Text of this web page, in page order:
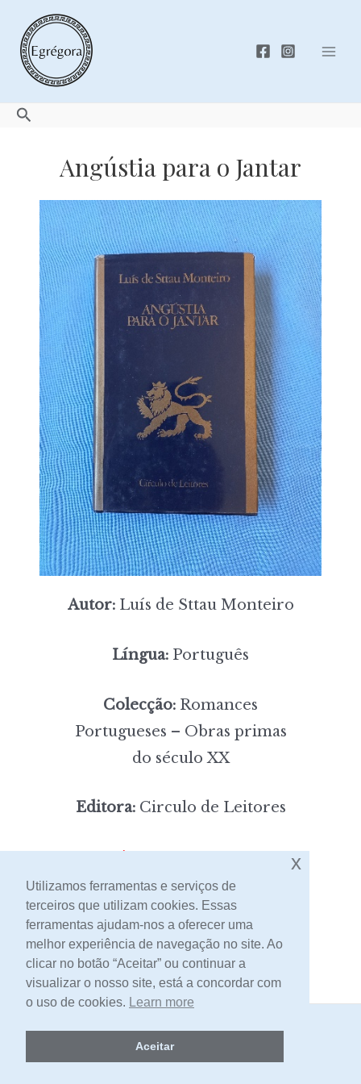
content
Search
Angústia para o Jantar
Autor:Luís de Sttau Monteiro
Língua: Português
Colecção: Romances
Portugueses – Obras primas
do século XX
Editora:Circulo de Leitores
Contacto
2026 -Livraria Egrégora
Utilizamos ferramentas e serviços de
terceiros que utilizam cookies. Essas
ferramentas ajudam-nos a oferecer uma
melhor experiência de navegação no site. Ao
clicar no botão “Aceitar” ou continuar a
visualizar o nosso site, está a concordar com
o uso de cookies. Learn more
Aceitar
x